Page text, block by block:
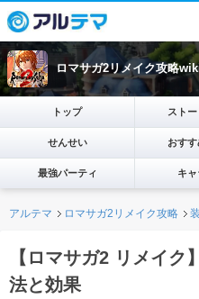
ロマサガ2リメイク攻略
トップ スト
せんせい おす
最強パーティ キ
アルテマ ロマサガ2リメイク攻略
【ロマサガ2 リメイク
法と効果